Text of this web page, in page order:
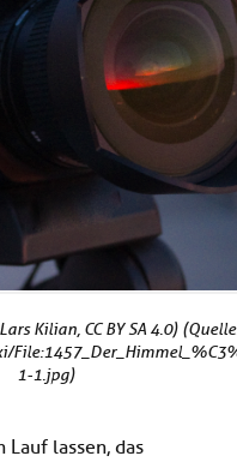
Podcast
Community
Lernbereich
Über uns
Kilian, CC BY SA 4.0)
1-1.jpg)
lassen, das